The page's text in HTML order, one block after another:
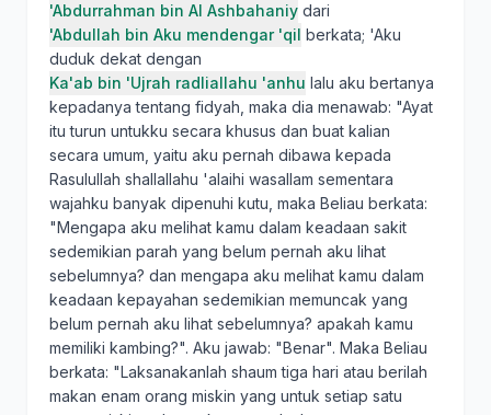
'Abdurrahman bin Al Ashbahaniy dari
'Abdullah bin Aku mendengar 'qil berkata; 'Aku
duduk dekat dengan
Ka'ab bin 'Ujrah radliallahu 'anhu lalu aku bertanya
kepadanya tentang fidyah, maka dia menawab: "Ayat
itu turun untukku secara khusus dan buat kalian
secara umum, yaitu aku pernah dibawa kepada
Rasulullah shallallahu 'alaihi wasallam sementara
wajahku banyak dipenuhi kutu, maka Beliau berkata:
"Mengapa aku melihat kamu dalam keadaan sakit
sedemikian parah yang belum pernah aku lihat
sebelumnya? dan mengapa aku melihat kamu dalam
keadaan kepayahan sedemikian memuncak yang
belum pernah aku lihat sebelumnya? apakah kamu
memiliki kambing?". Aku jawab: "Benar". Maka Beliau
berkata: "Laksanakanlah shaum tiga hari atau berilah
makan enam orang miskin yang untuk setiap satu